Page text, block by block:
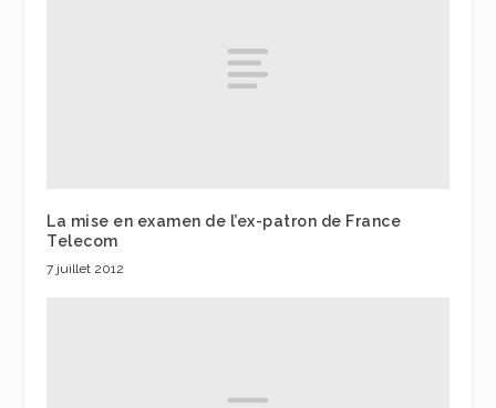
La mise en examen de l’ex-patron de France
Telecom
7 juillet 2012